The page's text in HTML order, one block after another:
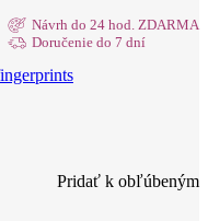
Návrh do 24 hod. ZDARMA
Doručenie do 7 dní
Pridať k obľúbeným